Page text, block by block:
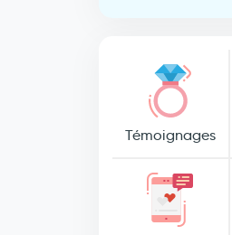
Témoignages